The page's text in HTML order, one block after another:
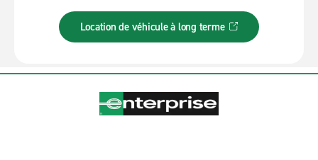
les déplacements prolongés et bien plus encore.
Vous pouvez aussi vous en servir en attendant un
nouveau véhicule du parc.
Location de véhicule à long terme